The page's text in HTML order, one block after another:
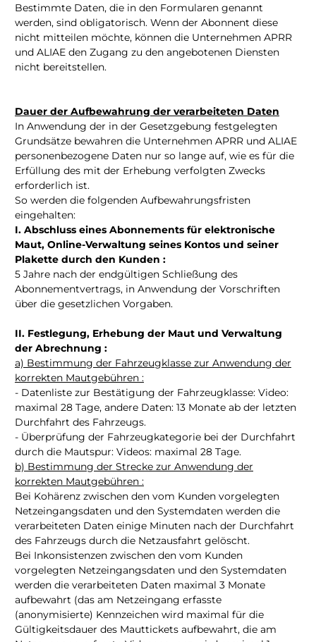
Bestimmte Daten, die in den Formularen genannt
werden, sind obligatorisch. Wenn der Abonnent diese
nicht mitteilen möchte, können die Unternehmen APRR
und ALIAE den Zugang zu den angebotenen Diensten
nicht bereitstellen.
Dauer der Aufbewahrung der verarbeiteten Daten
In Anwendung der in der Gesetzgebung festgelegten
Grundsätze bewahren die Unternehmen APRR und ALIAE
personenbezogene Daten nur so lange auf, wie es für die
Erfüllung des mit der Erhebung verfolgten Zwecks
erforderlich ist.
So werden die folgenden Aufbewahrungsfristen
eingehalten:
I. Abschluss eines Abonnements für elektronische
Maut, Online-Verwaltung seines Kontos und seiner
Plakette durch den Kunden :
5 Jahre nach der endgültigen Schließung des
Abonnementvertrags, in Anwendung der Vorschriften
über die gesetzlichen Vorgaben.
II. Festlegung, Erhebung der Maut und Verwaltung
der Abrechnung :
a) Bestimmung der Fahrzeugklasse zur Anwendung der
korrekten Mautgebühren :
- Datenliste zur Bestätigung der Fahrzeugklasse: Video:
maximal 28 Tage, andere Daten: 13 Monate ab der letzten
Durchfahrt des Fahrzeugs.
- Überprüfung der Fahrzeugkategorie bei der Durchfahrt
durch die Mautspur: Videos: maximal 28 Tage.
b) Bestimmung der Strecke zur Anwendung der
korrekten Mautgebühren :
Bei Kohärenz zwischen den vom Kunden vorgelegten
Netzeingangsdaten und den Systemdaten werden die
verarbeiteten Daten einige Minuten nach der Durchfahrt
des Fahrzeugs durch die Netzausfahrt gelöscht.
Bei Inkonsistenzen zwischen den vom Kunden
vorgelegten Netzeingangsdaten und den Systemdaten
werden die verarbeiteten Daten maximal 3 Monate
aufbewahrt (das am Netzeingang erfasste
(anonymisierte) Kennzeichen wird maximal für die
Gültigkeitsdauer des Mauttickets aufbewahrt, die am